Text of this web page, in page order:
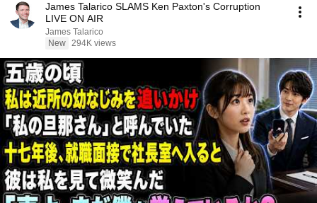
James Talarico SLAMS Ken Paxton's Corruption
LIVE ON AIR
James Talarico
New 294K views